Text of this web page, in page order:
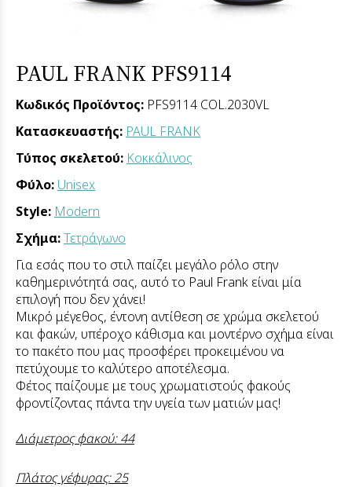
PAUL FRANK PFS9114
Κωδικός Προϊόντος: PFS9114 COL.2030VL
Κατασκευαστής: PAUL FRANK
Τύπος σκελετού: Κοκκάλινος
Φύλο: Unisex
Style: Modern
Σχήμα:Τετράγωνο
Για εσάς που το στιλ παίζει μεγάλο ρόλο στην
καθημερινότητά σας, αυτό το Paul Frank είναι μία
επιλογή που δεν χάνει!
Μικρό μέγεθος, έντονη αντίθεση σε χρώμα σκελετού
και φακών, υπέροχο κάθισμα και μοντέρνο σχήμα είναι
το πακέτο που μας προσφέρει προκειμένου να
πετύχουμε το καλύτερο αποτέλεσμα.
Φέτος παίζουμε με τους χρωματιστούς φακούς
φροντίζοντας πάντα την υγεία των ματιών μας!
Διάμετρος φακού: 44
Πλάτος γέφυρας: 25